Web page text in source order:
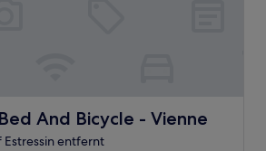
And Bicycle - Vienne
Bicycle - Vienne
Estressin entfernt